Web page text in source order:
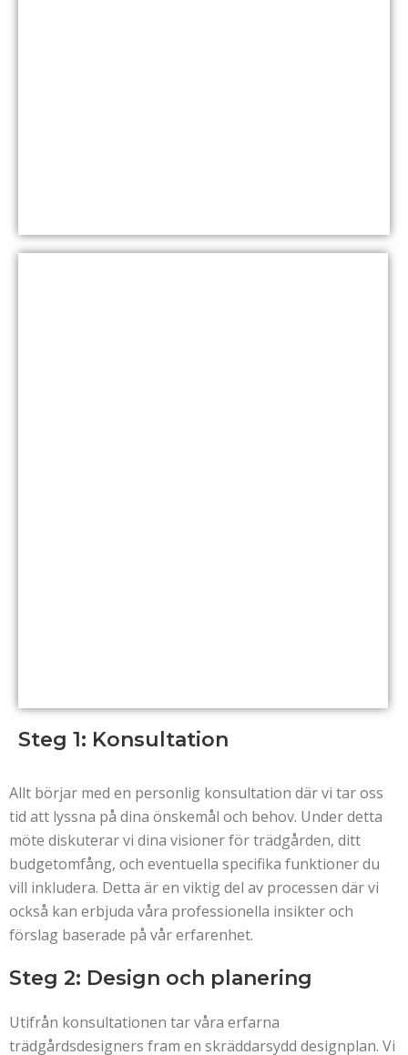
Steg 1: Konsultation
Allt börjar med en personlig konsultation där vi tar oss
tid att lyssna på dina önskemål och behov. Under detta
möte diskuterar vi dina visioner för trädgården, ditt
budgetomfång, och eventuella specifika funktioner du
vill inkludera. Detta är en viktig del av processen där vi
också kan erbjuda våra professionella insikter och
förslag baserade på vår erfarenhet.
Steg 2: Design och planering
Utifrån konsultationen tar våra erfarna
trädgårdsdesigners fram en skräddarsydd designplan. Vi